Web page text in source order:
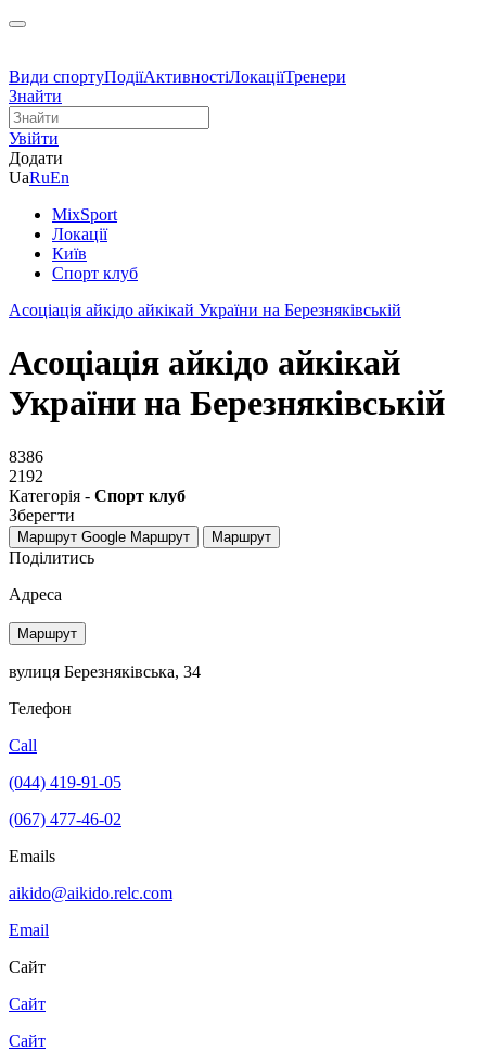
Види спортуПодіїАктивностіЛокаціїТренери
Знайти
Увійти
Додати
UaRuEn
MixSport
Локації
Київ
Спорт клуб
Асоціація айкідо айкікай України на Березняківській
Асоціація айкідо айкікай
України на Березняківській
8386
2192
Категорія - Спорт клуб
Зберегти
Маршрут Google Маршрут Маршрут
Поділитись
Адреса
Маршрут
вулиця Березняківська, 34
Телефон
Call
(044) 419-91-05
(067) 477-46-02
Emails
aikido@aikido.relc.com
Email
Сайт
Сайт
Сайт